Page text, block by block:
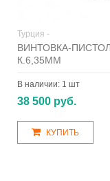
Турция -
ВИНТОВКА-
К.6,35ММ
В наличии: 1 шт
38 500 руб.
КУПИТЬ